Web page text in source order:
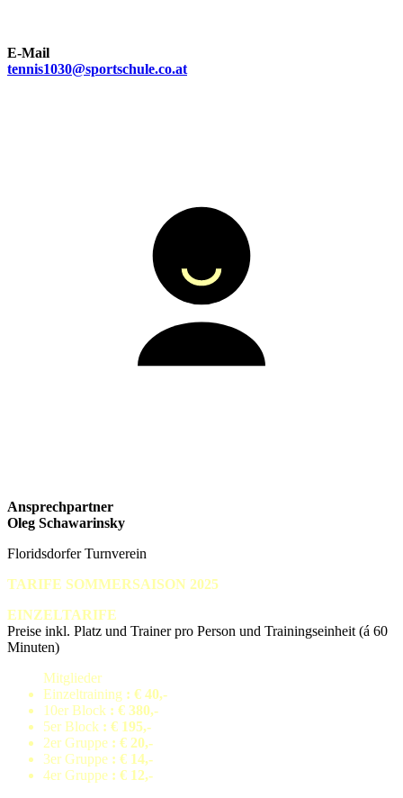
E-Mail
tennis1030@sportschule.co.at
Ansprechpartner
Oleg Schawarinsky
Floridsdorfer Turnverein
TARIFE SOMMERSAISON 2025
EINZELTARIFE
Preise inkl. Platz und Trainer pro Person und Trainingseinheit (á 60
Minuten)
Mitglieder
Einzeltraining : € 40,-
10er Block : € 380,-
5er Block : € 195,-
2er Gruppe : € 20,-
3er Gruppe : € 14,-
4er Gruppe : € 12,-